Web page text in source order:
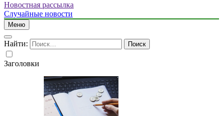
Новостная рассылка
Случайные новости
Меню
Найти:
Заголовки